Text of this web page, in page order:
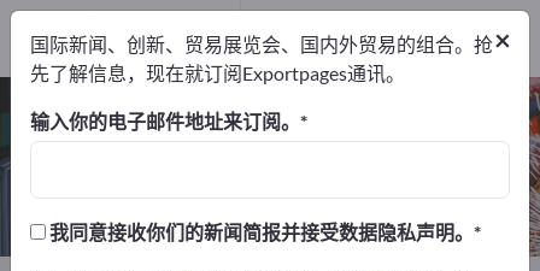
气体压缩机 – 查找制造商和供应商
2 2
出口商2
制造商2×
国际新闻、创新、贸易展览会、国内外贸易的组合。抢
先了解信息，现在就订阅Exportpages通讯。
输入你的电子邮件地址来订阅。
我同意接收你们的新闻简报并接受数据隐私声明。